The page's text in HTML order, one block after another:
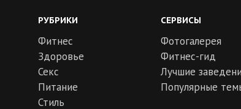
РУБРИКИ
Фитнес
Здоровье
Секс
Питание
Стиль
СЕРВИСЫ
Фотогалерея
Фитнес-гид
Лучшие
Популярные